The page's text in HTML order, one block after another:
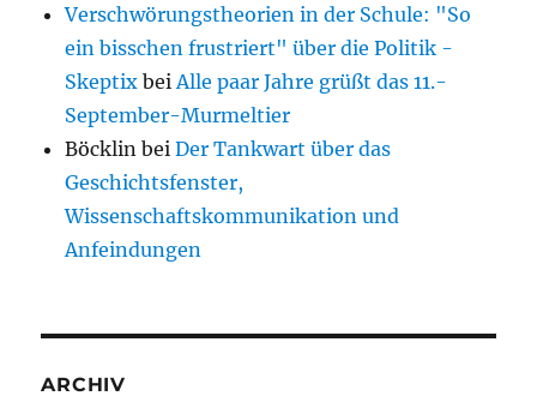
Verschwörungstheorien in der Schule: "So
ein bisschen frustriert" über die Politik -
Skeptix bei Alle paar Jahre grüßt das 11.-
September-Murmeltier
Böcklin beiDer Tankwart über das
Geschichtsfenster,
Wissenschaftskommunikation und
Anfeindungen
ARCHIV